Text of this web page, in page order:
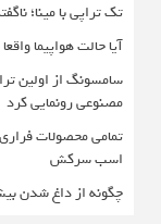
تک تراپی با مینا؛
آیا حالت هواپیما
مصنوعی رونمایی کرد
اسب سرکش
چگونه از داغ شدن